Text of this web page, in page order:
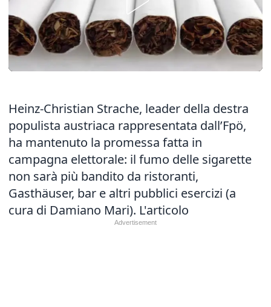
Heinz-Christian Strache, leader della destra
populista austriaca rappresentata dall’Fpö,
ha mantenuto la promessa fatta in
campagna elettorale: il fumo delle sigarette
non sarà più bandito da ristoranti,
Gasthäuser, bar e altri pubblici esercizi (a
cura di Damiano Mari). L'articolo